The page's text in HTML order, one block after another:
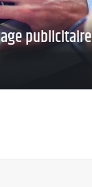
publicitaire